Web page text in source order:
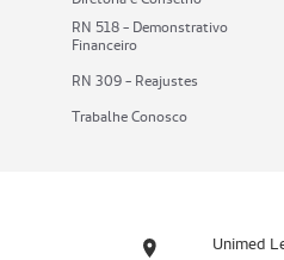
RN 518 - Demonstrativo
Financeiro
RN 309 - Reajustes
Trabalhe Conosco
Unimed